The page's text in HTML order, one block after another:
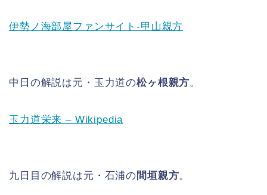
伊勢ノ海部屋ファンサイト-甲山親方
中日の解説は元・玉力道の松ヶ根親方。
玉力道栄来 – Wikipedia
九日目の解説は元・石浦の 間垣親方。